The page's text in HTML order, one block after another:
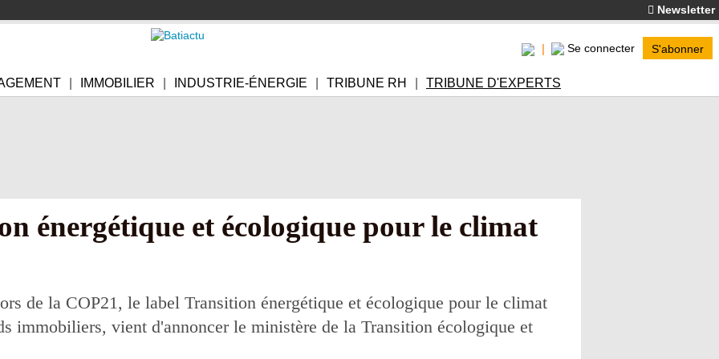
Newsletter
Se connecter S'abonner
IMMOBILIER INDUSTRIE-ÉNERGIE TRIBUNE RH TRIBUNE D'EXPERTS
énergétique et écologique pour le climat
de la COP21, le label Transition énergétique et écologique pour le climat
immobiliers, vient d'annoncer le ministère de la Transition écologique et